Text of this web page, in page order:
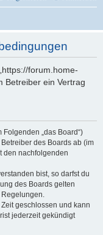
forum.home-
Betreiber ein Vertrag
Folgenden „das Board“)
des Boards ab (im
den nachfolgenden
bist, so darfst du
des Boards gelten
geschlossen und kann
jederzeit gekündigt